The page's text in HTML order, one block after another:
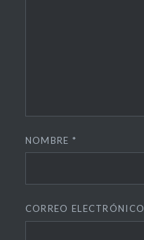
NOMBRE *
CORREO ELECTRÓNICO